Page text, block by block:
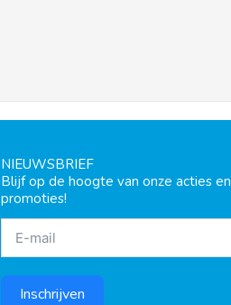
NIEUWSBRIEF
Blijf op de hoogte van onze acties en
promoties!
Inschrijven